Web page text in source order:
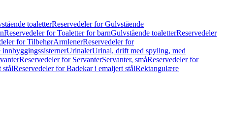
toaletterReservedeler for Gulvstående
Reservedeler for Toaletter for barnGulvstående toaletterReservedeler
for TilbehørArmlenerReservedeler for
innbyggingssisternerUrinalerUrinal, drift med spyling, med
Reservedeler for ServanterServanter, småReservedeler for
stålReservedeler for Badekar i emaljert stålRektangulære